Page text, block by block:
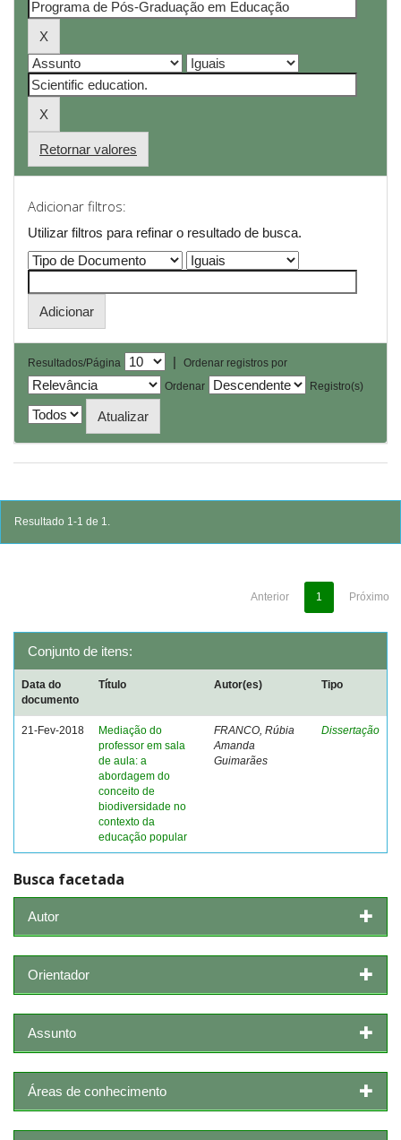
Retornar valores
Adicionar filtros:
Utilizar filtros para refinar o resultado de busca.
Resultados/Página |
Ordenar registros por
Ordenar
Registro(s)
Resultado 1-1 de 1.
Anterior 1 Próximo
Conjunto de itens:
Data do
documento
Título Autor(es) Tipo
21-Fev-2018
Mediação do
professor em sala
de aula: a
abordagem do
conceito de
biodiversidade no
contexto da
educação popular
FRANCO, Rúbia
Amanda
Guimarães
Dissertação
Busca facetada
Autor
Orientador
Assunto
Áreas de conhecimento